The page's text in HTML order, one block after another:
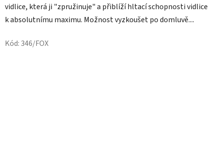
vidlice, která ji "zpružinuje" a přiblíží hltací schopnosti vidlice
k absolutnímu maximu. Možnost vyzkoušet po domluvě....
Kód: 346/FOX